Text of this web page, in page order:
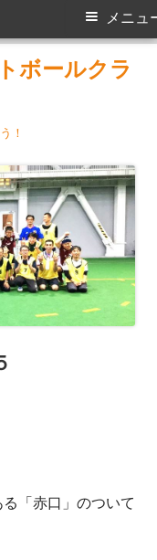
ボールクラ
！
メニュ
記】＃５ への
「赤口」のついて